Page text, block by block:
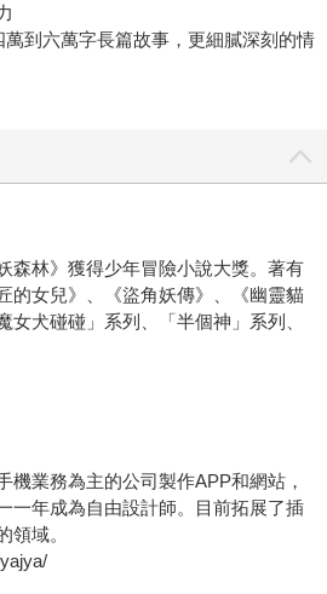
萬到六萬字長篇故事，更細膩深刻的情
森林》獲得少年冒險小說大獎。著有
的女兒》、《盜角妖傳》、《幽靈貓
女犬碰碰」系列、「半個神」系列、
機業務為主的公司製作APP和網站，
一年成為自由設計師。目前拓展了插
領域。